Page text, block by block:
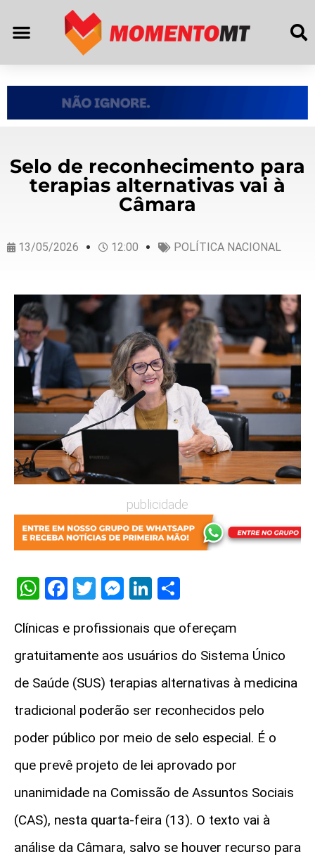
Selo de reconhecimento para
terapias alternativas vai à
Câmara
13/05/2026 12:00 POLÍTICA NACIONAL
publicidade
WhatsApp
Facebook
Twitter
Messenger
LinkedIn
Clínicas e profissionais que ofereçam
gratuitamente aos usuários do Sistema Único
de Saúde (SUS) terapias alternativas à medicina
tradicional poderão ser reconhecidos pelo
poder público por meio de selo especial. É o
que prevê projeto de lei aprovado por
unanimidade na Comissão de Assuntos Sociais
(CAS), nesta quarta-feira (13). O texto vai à
análise da Câmara, salvo se houver recurso para